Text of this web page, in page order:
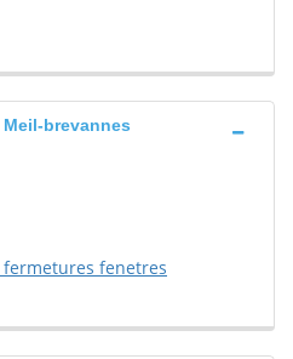
brevannes
fermetures fenetres